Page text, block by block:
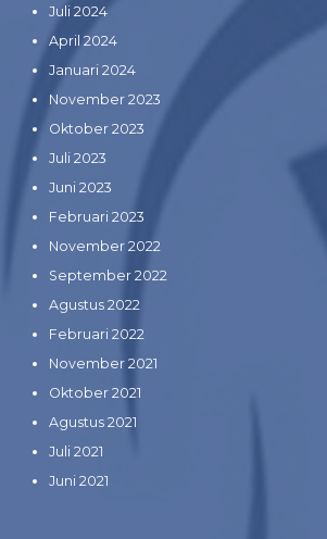
Juli 2024
April 2024
Januari 2024
November 2023
Oktober 2023
Juli 2023
Juni 2023
Februari 2023
November 2022
September 2022
Agustus 2022
Februari 2022
November 2021
Oktober 2021
Agustus 2021
Juli 2021
Juni 2021